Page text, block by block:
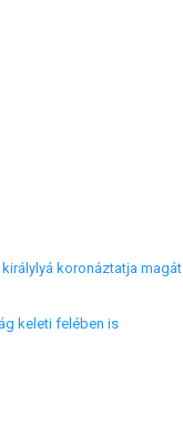
koronáztatja magát
keleti felében is